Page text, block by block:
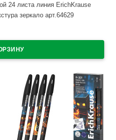
24 листа линия ErichKrause
зеркало арт.64629